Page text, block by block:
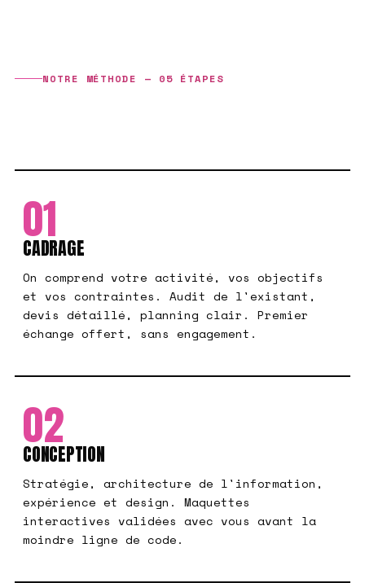
NOTRE MÉTHODE — 05 ÉTAPES
01
CADRAGE
On comprend votre activité, vos objectifs
et vos contraintes. Audit de l'existant,
devis détaillé, planning clair. Premier
échange offert, sans engagement.
02
CONCEPTION
Stratégie, architecture de l'information,
expérience et design. Maquettes
interactives validées avec vous avant la
moindre ligne de code.